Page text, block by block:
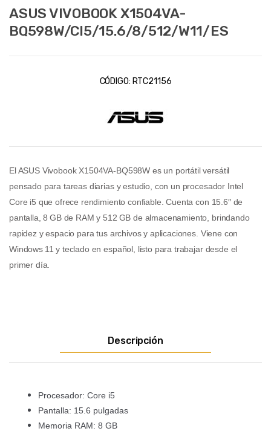
ASUS VIVOBOOK X1504VA-
BQ598W/CI5/15.6/8/512/W11/ES
CÓDIGO: RTC21156
El ASUS Vivobook X1504VA‑BQ598W es un portátil versátil
pensado para tareas diarias y estudio, con un procesador Intel
Core i5 que ofrece rendimiento confiable. Cuenta con 15.6″ de
pantalla, 8 GB de RAM y 512 GB de almacenamiento, brindando
rapidez y espacio para tus archivos y aplicaciones. Viene con
Windows 11 y teclado en español, listo para trabajar desde el
primer día.
Descripción
Procesador: Core i5
Pantalla: 15.6 pulgadas
Memoria RAM: 8 GB